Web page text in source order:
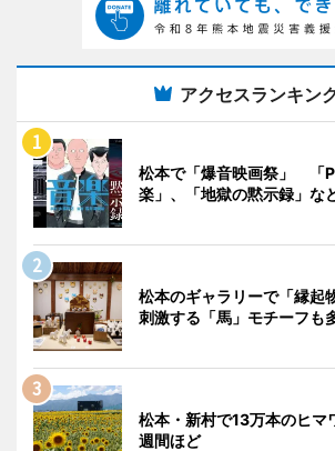
アクセスランキン
松本で「爆音映画祭」 「
楽」、「地獄の黙示録」な
松本のギャラリーで「縁
刺激する「馬」モチーフも
松本・新村で13万本のヒ
週間ほど